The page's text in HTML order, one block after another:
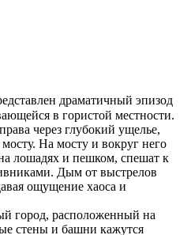
драматичный эпизод
в гористой местности.
через глубокий ущелье,
На мосту и вокруг него
лошадях и пешком, спешат к
Дым от выстрелов
ощущение хаоса и
город, расположенный на
стены и башни кажутся